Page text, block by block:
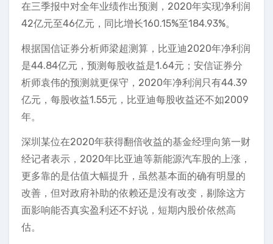
在三季报中对全年业绩作出预测，2020年实现净利润
42亿元至46亿元，同比增长160.15%至184.93%。
根据国信证券分析师梁超测算，比亚迪2020年净利润
是44.84亿元，预测每股收益是1.64元；安信证券分
析师袁伟的预测就更保守，2020年净利润只有44.39
亿元，每股收益1.55元，比亚迪每股收益还不如2009
年。
深圳某位在2020年获得翻倍收益的基金经理向第一财
经记者表示，2020年比亚迪等新能源汽车股的上涨，
更多靠的是估值大幅提升，虽然基本面的确有明显的
改善，但对政府补助的依赖还是没有改变，剔除这方
面影响能否真实盈利还不好说，短期内股价依然高
估。